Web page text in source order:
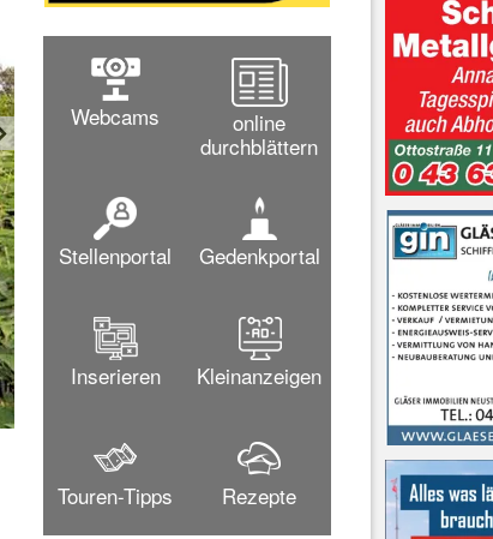
Scheckübergabe beim Empfang im Rathaus:
Bergmann, Vorsitzende von Kinderherz e.V., und „Haus
Webcams
online
durchblättern
Stellenportal Gedenkportal
Inserieren Kleinanzeigen
Touren-Tipps Rezepte